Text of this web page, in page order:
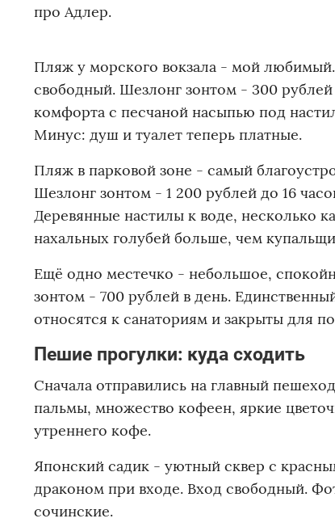
про Адлер.
Пляж у морского вокзала - мой любимый.
свободный. Шезлонг зонтом - 300 рублей
комфорта с песчаной насыпью под
Минус: душ и туалет теперь платные.
Пляж в парковой зоне - самый
Шезлонг зонтом - 1 200 рублей до 16
Деревянные настилы к воде, несколько
нахальных голубей больше, чем
Ещё одно местечко - небольшое,
зонтом - 700 рублей в день.
относятся к санаториям и закрыты для
Пешие прогулки: куда сходить
Сначала отправились на главный
пальмы, множество кофеен, яркие
утреннего кофе.
Японский садик - уютный сквер с
драконом при входе. Вход свободный.
сочинские.